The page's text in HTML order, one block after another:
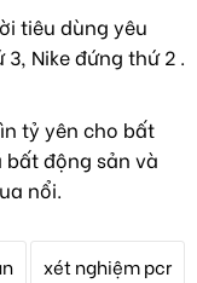
tiêu dùng yêu
Nike đứng thứ 2 .
tỷ yên cho bất
bất động sản và
nổi.
xét nghiệm pcr